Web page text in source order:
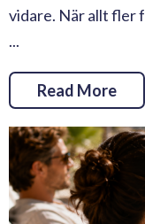
vidare. När allt fler
...
Read More